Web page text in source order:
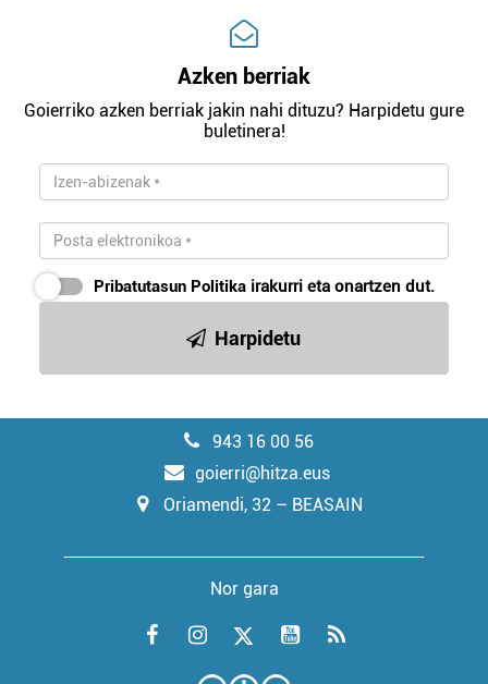
Azken berriak
Goierriko azken berriak jakin nahi dituzu? Harpidetu gure
buletinera!
Pribatutasun Politika irakurri eta onartzen dut.
Harpidetu
943 16 00 56
goierri@hitza.eus
Oriamendi, 32 – BEASAIN
Nor gara